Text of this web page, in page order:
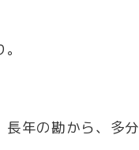
年の勘から、多分